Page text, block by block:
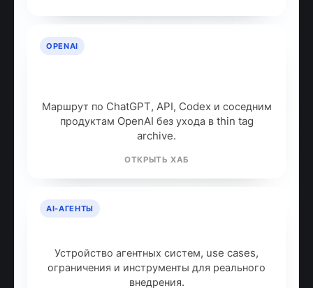
OPENAI
Маршрут по ChatGPT, API, Codex и соседним
продуктам OpenAI без ухода в thin tag
archive.
ОТКРЫТЬ ХАБ
AI-АГЕНТЫ
Устройство агентных систем, use cases,
ограничения и инструменты для реального
внедрения.